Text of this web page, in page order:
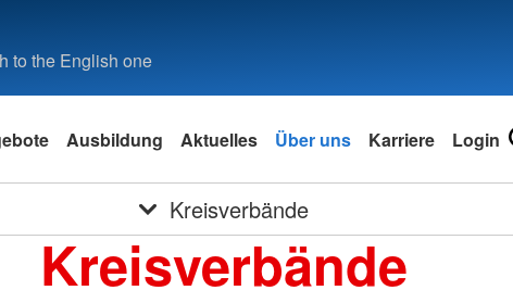
to the English one
Ausbildung Aktuelles Über uns Karriere Login
Kreisverbände
Kreisverbände